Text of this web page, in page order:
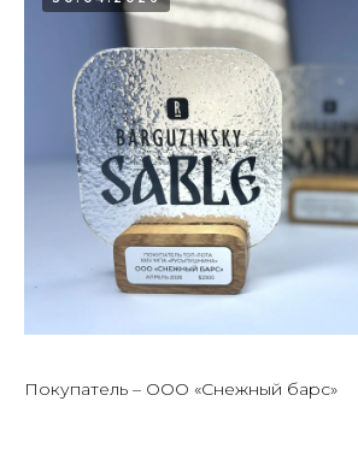
Покупатель – ООО «Снежный барс»